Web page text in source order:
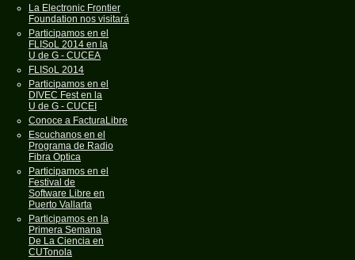
La Electronic Frontier
Foundation nos visitará
Participamos en el
FLISoL 2014 en la
U de G - CUCEA
FLISoL 2014
Participamos en el
DIVEC Fest en la
U de G - CUCEI
Conoce a FacturaLibre
Escuchanos en el
Programa de Radio
Fibra Optica
Participamos en el
Festival de
Software Libre en
Puerto Vallarta
Participamos en la
Primera Semana
De La Ciencia en
CUTonola